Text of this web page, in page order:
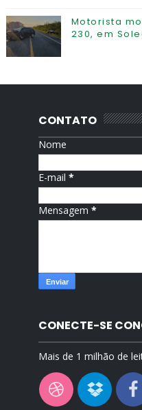
Motorista
230, em
CONTATO
Nome
E-mail*
Mensagem*
CONECTE-SE
Mais de 1 milhão de